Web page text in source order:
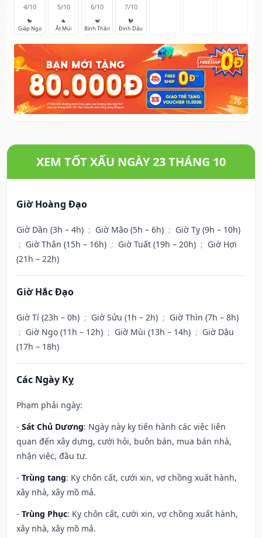
4/10
🐎
Giáp Ngọ
5/10
🐐
Ất Mùi
6/10
🐒
Bính Thân
7/10
🐓
Đinh Dậu
XEM TỐT XẤU NGÀY 23 THÁNG 10
Giờ Hoàng Đạo
Giờ Dần (3h – 4h) ; Giờ Mão (5h – 6h) ; Giờ Tỵ (9h – 10h)
; Giờ Thân (15h – 16h) ; Giờ Tuất (19h – 20h) ; Giờ Hợi
(21h – 22h)
Giờ Hắc Đạo
Giờ Tí (23h – 0h) ; Giờ Sửu (1h – 2h) ; Giờ Thìn (7h – 8h)
; Giờ Ngọ (11h – 12h) ; Giờ Mùi (13h – 14h) ; Giờ Dậu
(17h – 18h)
Các Ngày Kỵ
Phạm phải ngày:
- Sát Chủ Dương: Ngày này kỵ tiến hành các việc liên
quan đến xây dựng, cưới hỏi, buôn bán, mua bán nhà,
nhận việc, đầu tư.
- Trùng tang: Kỵ chôn cất, cưới xin, vợ chồng xuất hành,
xây nhà, xây mồ mả.
- Trùng Phục: Kỵ chôn cất, cưới xin, vợ chồng xuất hành,
xây nhà, xây mồ mả.